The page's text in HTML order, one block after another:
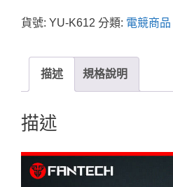
貨號: YU-K612 分類: 電競商品
描述 規格說明
描述